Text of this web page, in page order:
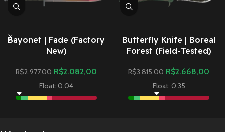
Bayonet | Fade (Factory
New)
R$2.977,00 R$2.082,00
Float: 0.04
Butterfly Knife | Boreal
Forest (Field-Tested)
R$3.815,00 R$2.668,00
Float: 0.35